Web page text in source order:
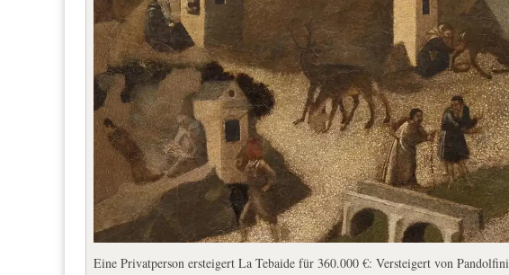
Eine Privatperson ersteigert La Tebaide für 360.000 €: Versteigert von Pandolfini